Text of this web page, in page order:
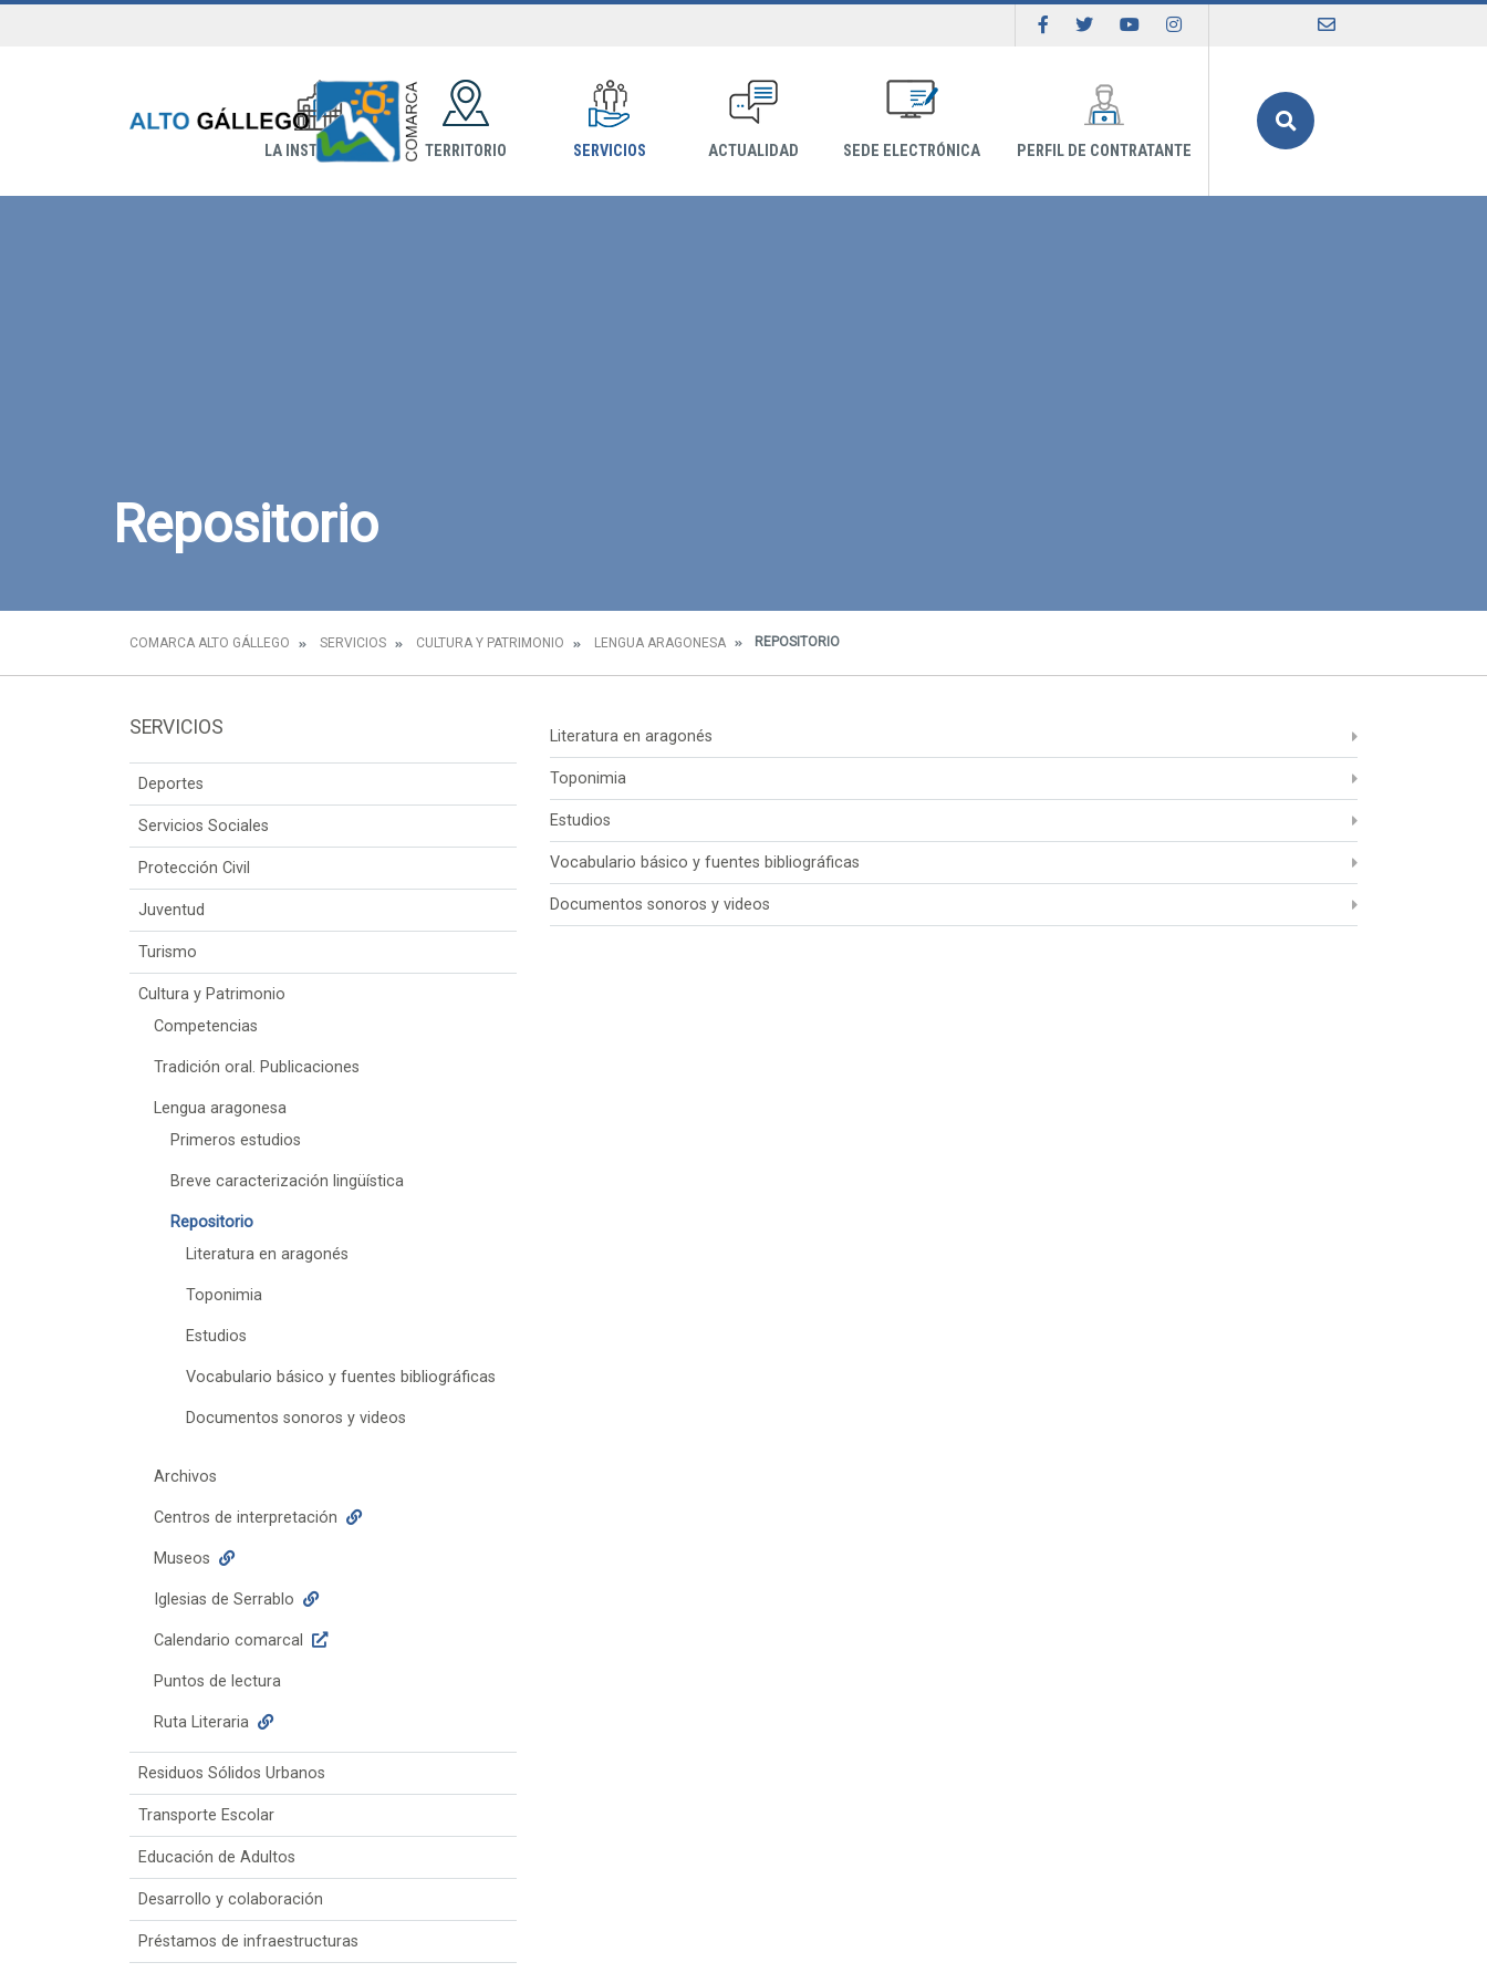
LA INSTITUCIÓN TERRITORIO SERVICIOS ACTUALIDAD SEDE ELECTRÓNICA PERFIL DE CONTRATANTE
Repositorio
COMARCA ALTO GÁLLEGO SERVICIOS CULTURA Y PATRIMONIO LENGUA ARAGONESA REPOSITORIO
SERVICIOS
Deportes
Servicios Sociales
Protección Civil
Juventud
Turismo
Cultura y Patrimonio
Competencias
Tradición oral. Publicaciones
Lengua aragonesa
Primeros estudios
Breve caracterización lingüística
Repositorio
Literatura en aragonés
Toponimia
Estudios
Vocabulario básico y fuentes bibliográficas
Documentos sonoros y videos
Archivos
Centros de interpretación
Museos
Iglesias de Serrablo
Calendario comarcal
Puntos de lectura
Ruta Literaria
Residuos Sólidos Urbanos
Transporte Escolar
Educación de Adultos
Desarrollo y colaboración
Préstamos de infraestructuras
Literatura en aragonés
Toponimia
Estudios
Vocabulario básico y fuentes bibliográficas
Documentos sonoros y videos